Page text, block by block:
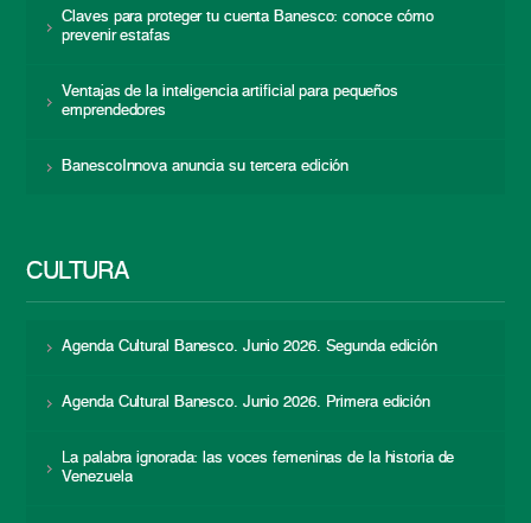
Claves para proteger tu cuenta Banesco: conoce cómo
prevenir estafas
Ventajas de la inteligencia artificial para pequeños
emprendedores
BanescoInnova anuncia su tercera edición
CULTURA
Agenda Cultural Banesco. Junio 2026. Segunda edición
Agenda Cultural Banesco. Junio 2026. Primera edición
La palabra ignorada: las voces femeninas de la historia de
Venezuela